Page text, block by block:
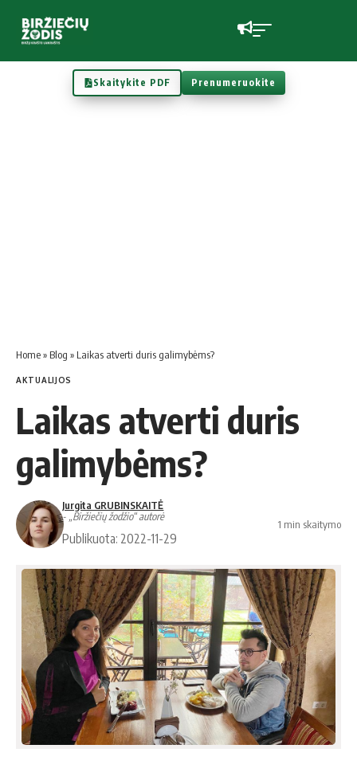
Skaitykite PDF Prenumeruokite
Home» Blog » Laikas atverti duris galimybėms?
AKTUALIJOS
Laikas atverti duris
galimybėms?
Jurgita GRUBINSKAITĖ
- „Biržiečių žodžio“ autorė
Publikuota: 2022-11-29
1 min skaitymo